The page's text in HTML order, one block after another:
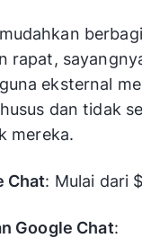
rapat,
eksternal
dan tidak
mereka.
Chat: Mulai dari
Google Chat: